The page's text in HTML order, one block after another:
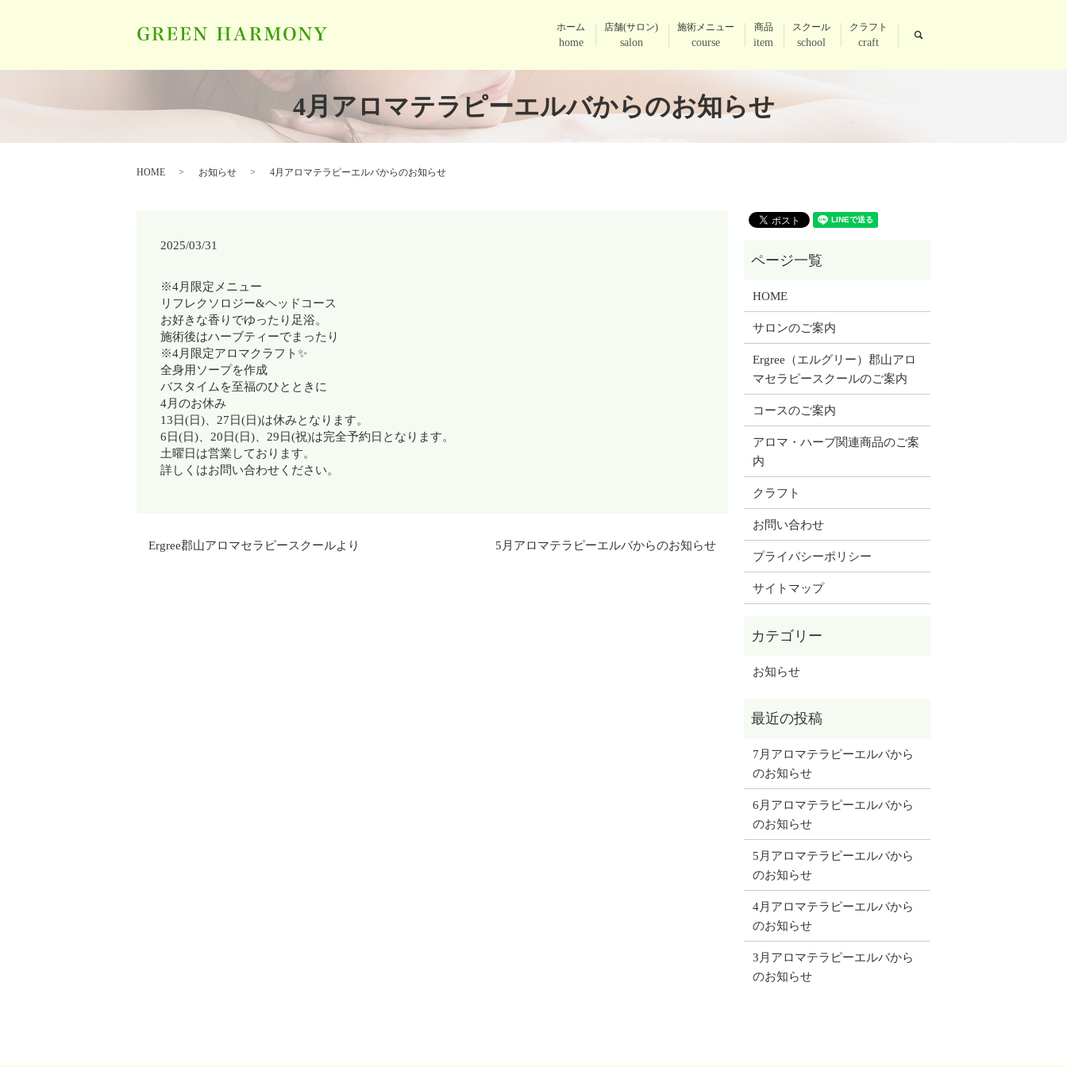
ホーム
home
店舗(サロン)
salon
施術メニュー
course
商品
item
スクール
school
クラフト
craft
4月アロマテラピーエルバからのお知らせ
HOME お知らせ 4月アロマテラピーエルバからのお知らせ
2025/03/31
※4月限定メニュー
リフレクソロジー&ヘッドコース
お好きな香りでゆったり足浴。
施術後はハーブティーでまったり
※4月限定アロマクラフト✨
全身用ソープを作成
バスタイムを至福のひとときに
4月のお休み
13日(日)、27日(日)は休みとなります。
6日(日)、20日(日)、29日(祝)は完全予約日となります。
土曜日は営業しております。
詳しくはお問い合わせください。
Ergree郡山アロマセラピースクールより 5月アロマテラピーエルバからのお知らせ
HOME
サロンのご案内
Ergree（エルグリー）郡山アロ
マセラピースクールのご案内
コースのご案内
アロマ・ハーブ関連商品のご案
内
クラフト
お問い合わせ
プライバシーポリシー
サイトマップ
お知らせ
7月アロマテラピーエルバから
のお知らせ
6月アロマテラピーエルバから
のお知らせ
5月アロマテラピーエルバから
のお知らせ
4月アロマテラピーエルバから
のお知らせ
3月アロマテラピーエルバから
のお知らせ